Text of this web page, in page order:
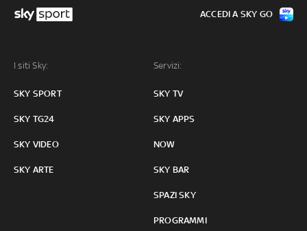
I siti Sky:
SKY SPORT
SKY TG24
SKY VIDEO
SKY ARTE
Servizi:
SKY TV
SKY APPS
NOW
SKY BAR
SPAZI SKY
PROGRAMMI
ACCEDI A SKY GO